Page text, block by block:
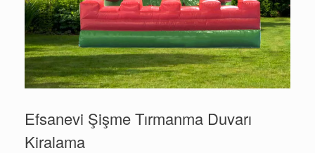
Efsanevi Şişme Tırmanma Duvarı
Kiralama